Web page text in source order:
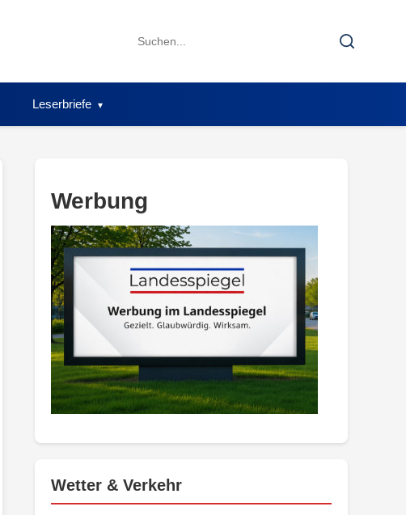
Search
Search
Leserbriefe
Werbung
Wetter & Verkehr